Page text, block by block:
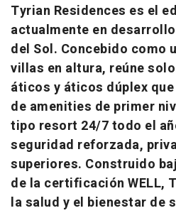
Tyrian Residences es el
actualmente en
del Sol. Concebido como
villas en altura, reúne
áticos y áticos dúplex
de amenities de primer
tipo resort 24/7 todo el
seguridad reforzada,
superiores. Construido
de la certificación WELL,
la salud y el bienestar de